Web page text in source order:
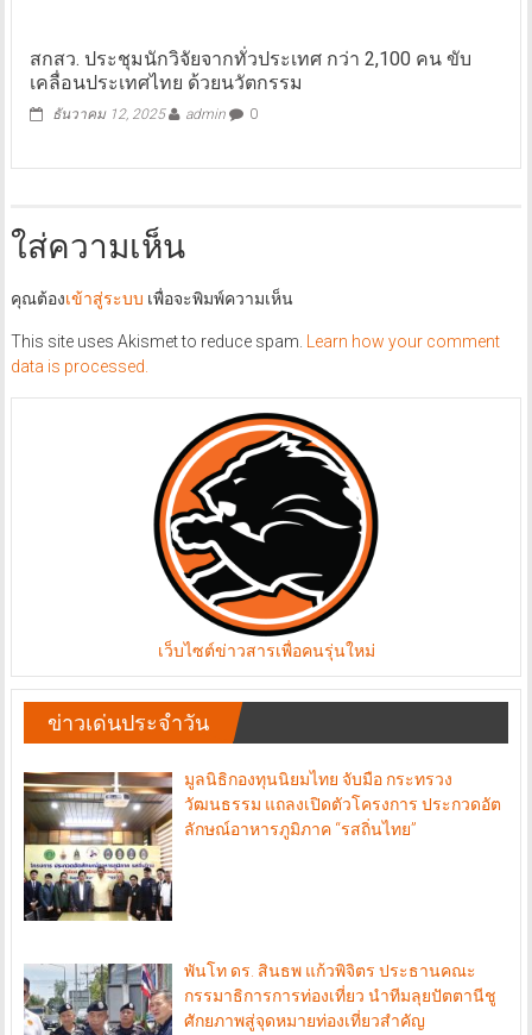
สกสว. ประชุมนักวิจัยจากทั่วประเทศ กว่า 2,100 คน ขับ
เคลื่อนประเทศไทย ด้วยนวัตกรรม
ธันวาคม 12, 2025 admin 0
ใส่ความเห็น
คุณต้องเข้าสู่ระบบ เพื่อจะพิมพ์ความเห็น
This site uses Akismet to reduce spam.
Learn how your comment
data is processed.
เว็บไซต์ข่าวสารเพื่อคนรุ่นใหม่
ข่าวเด่นประจำวัน
มูลนิธิกองทุนนิยมไทย จับมือ กระทรวง
วัฒนธรรม แถลงเปิดตัวโครงการ ประกวดอัต
ลักษณ์อาหารภูมิภาค “รสถิ่นไทย”
พันโท ดร. สินธพ แก้วพิจิตร ประธานคณะ
กรรมาธิการการท่องเที่ยว นำทีมลุยปัตตานีชู
ศักยภาพสู่จุดหมายท่องเที่ยวสำคัญ